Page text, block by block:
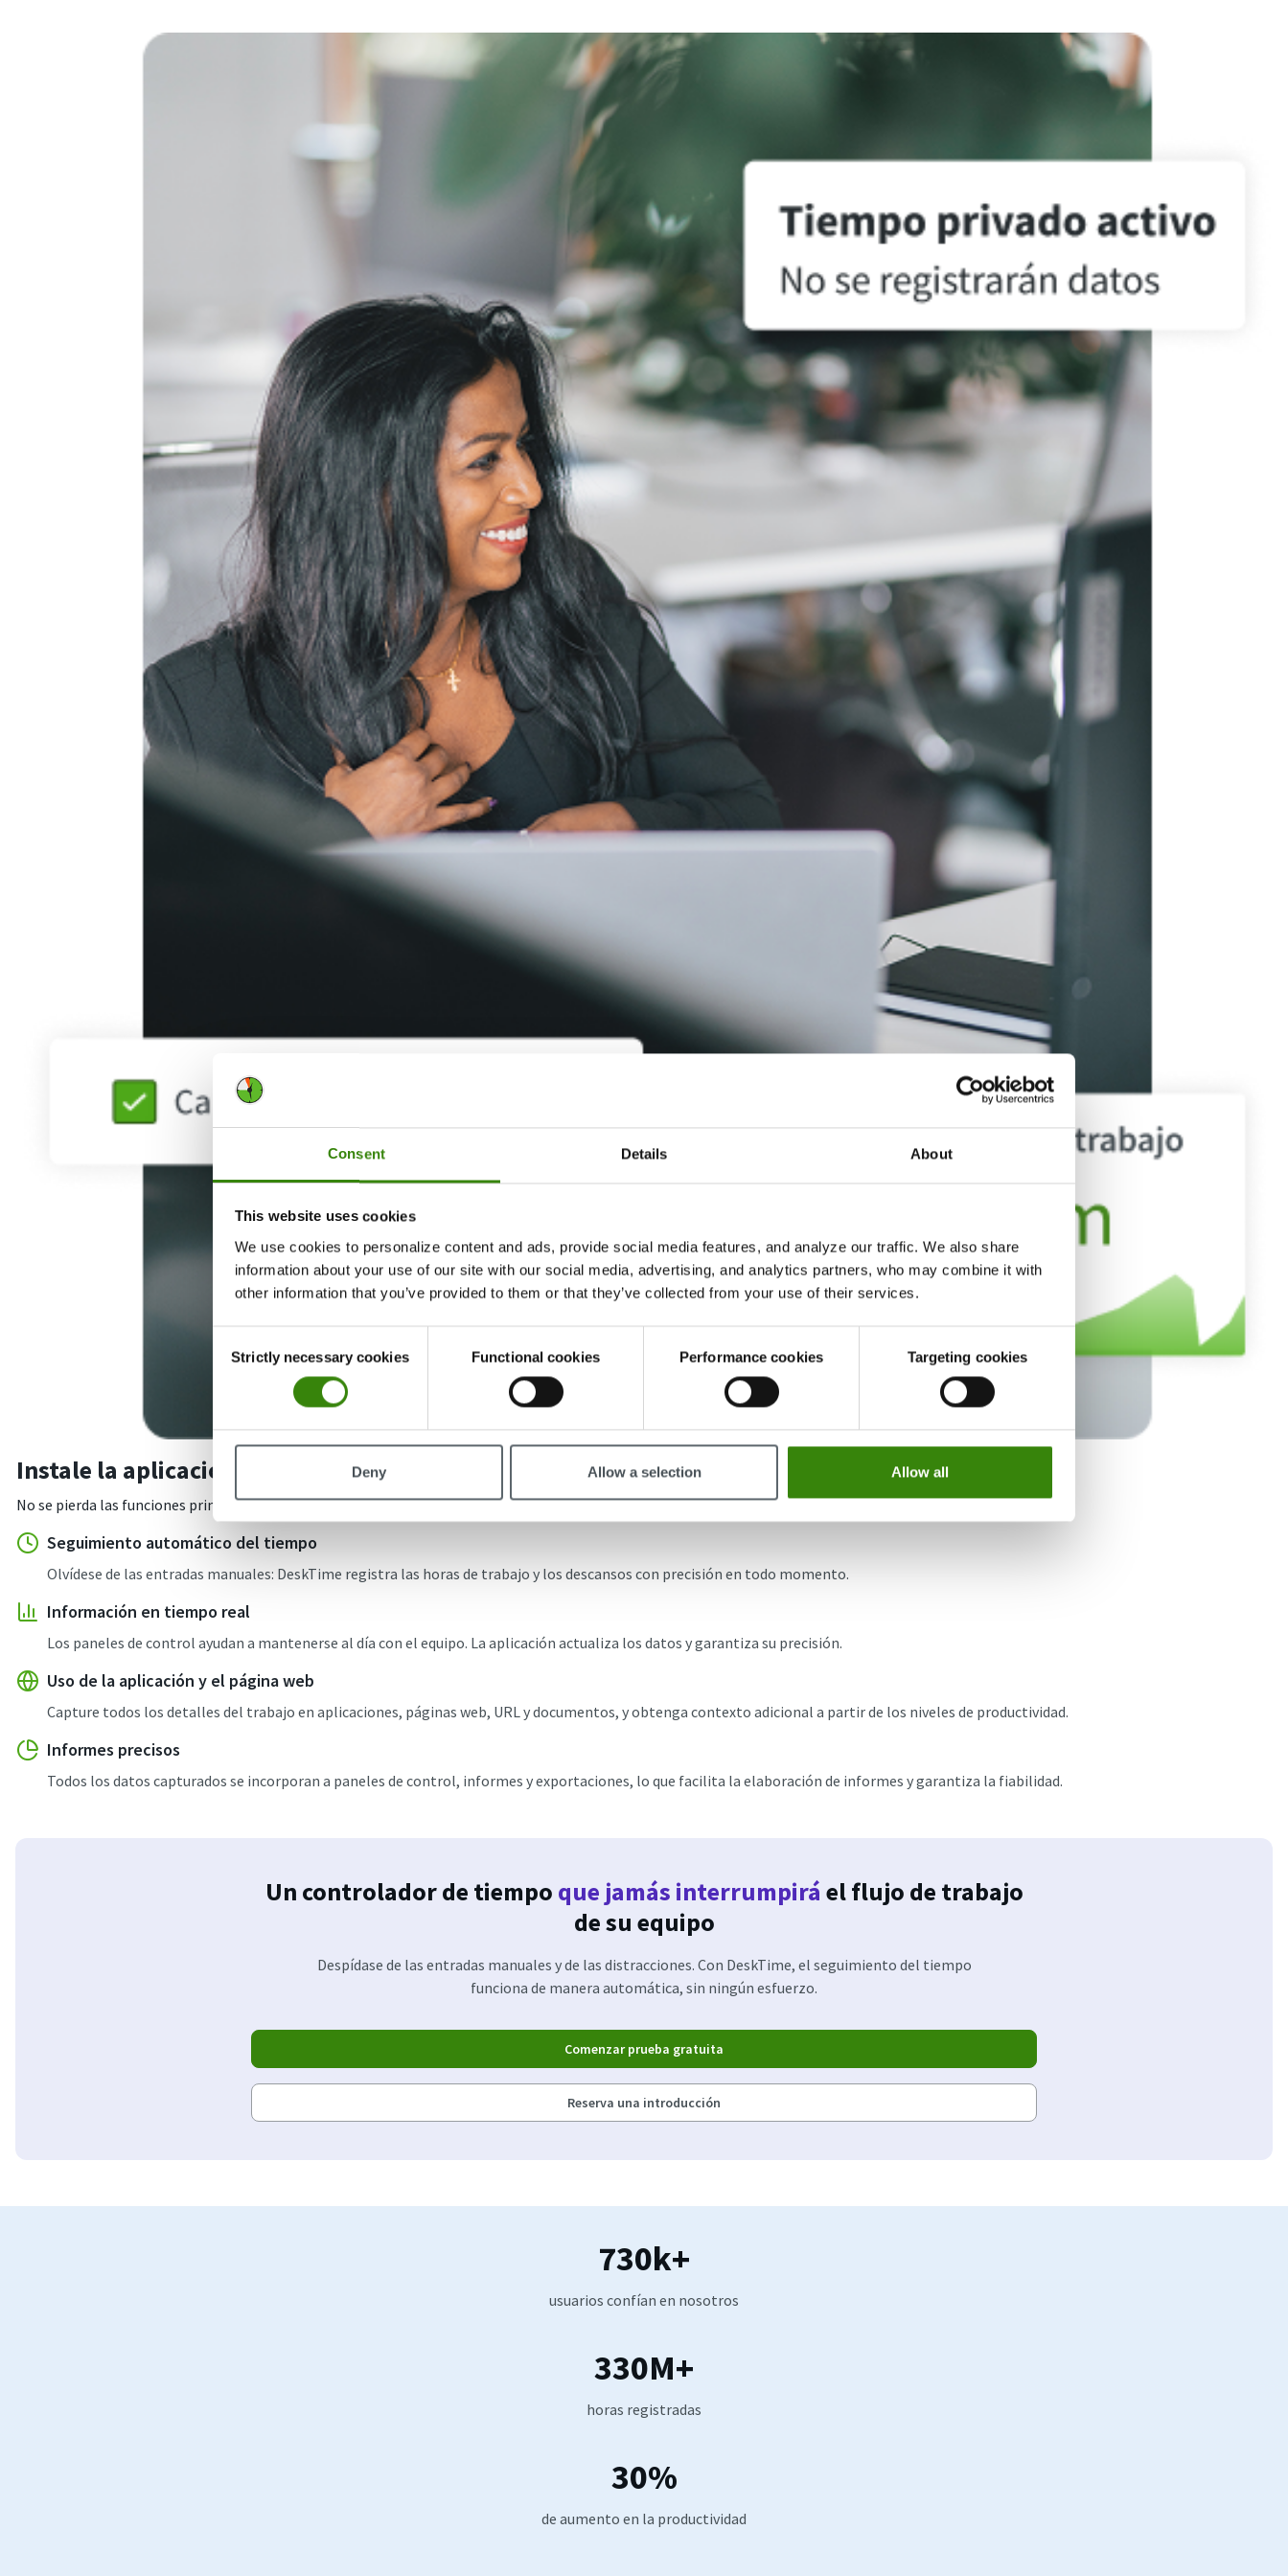
Consent Details About
This website uses cookies
We use cookies to personalize content and ads, provide social media features, and analyze our traffic. We also share
information about your use of our site with our social media, advertising, and analytics partners, who may combine it with
other information that you’ve provided to them or that they’ve collected from your use of their services.
Selection
Strictly necessary cookies Functional cookies Performance cookies Targeting cookies
Deny Allow a selection Allow all
Instale la aplicación de DeskTime para empezar el seguimiento
No se pierda las funciones principales y optimice el flujo de trabajo de su equipo.
Seguimiento automático del tiempo
Olvídese de las entradas manuales: DeskTime registra las horas de trabajo y los descansos con precisión en todo momento.
Información en tiempo real
Los paneles de control ayudan a mantenerse al día con el equipo. La aplicación actualiza los datos y garantiza su precisión.
Uso de la aplicación y el página web
Capture todos los detalles del trabajo en aplicaciones, páginas web, URL y documentos, y obtenga contexto adicional a partir de los niveles de productividad.
Informes precisos
Todos los datos capturados se incorporan a paneles de control, informes y exportaciones, lo que facilita la elaboración de informes y garantiza la fiabilidad.
Un controlador de tiempo que jamás interrumpirá el flujo de trabajo
de su equipo
Despídase de las entradas manuales y de las distracciones. Con DeskTime, el seguimiento del tiempo
funciona de manera automática, sin ningún esfuerzo.
Comenzar prueba gratuita
Reserva una introducción
730k+
usuarios confían en nosotros
330M+
horas registradas
30%
de aumento en la productividad